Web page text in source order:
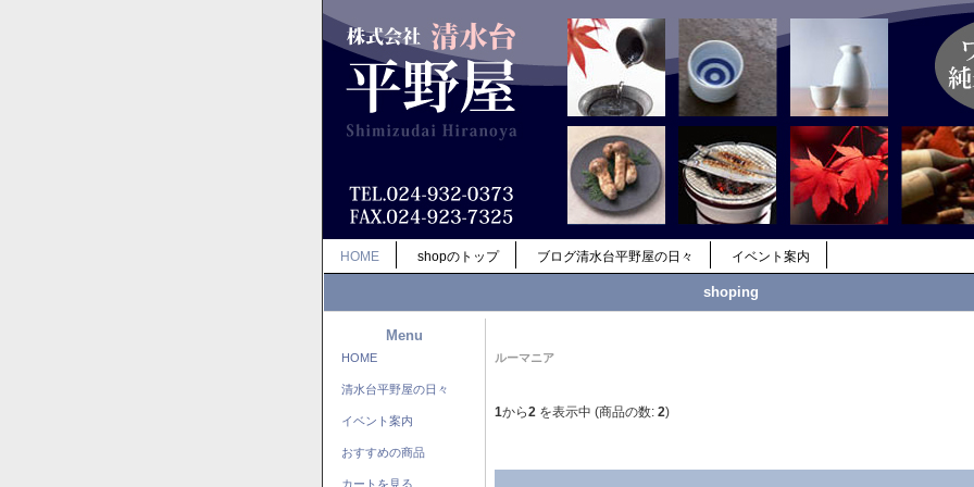
HOME shopのトップ ブログ清水台平野屋の日々 イベント案内
shoping
Menu
HOME
清水台平野屋の日々
イベント案内
おすすめの商品
カートを見る
ルーマニア
1から2 を表示中 (商品の数: 2)